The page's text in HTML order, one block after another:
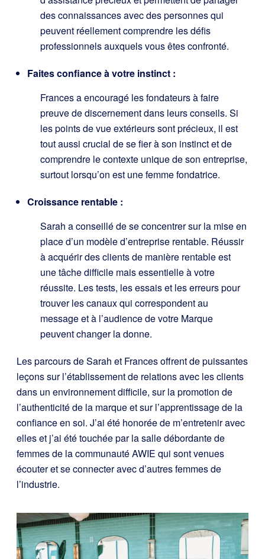
des connaissances avec des personnes qui
peuvent réellement comprendre les défis
professionnels auxquels vous êtes confronté.
Faites confiance à votre instinct :
Frances a encouragé les fondateurs à faire
preuve de discernement dans leurs conseils. Si
les points de vue extérieurs sont précieux, il est
tout aussi crucial de se fier à son instinct et de
comprendre le contexte unique de son entreprise,
surtout lorsqu’on est une femme fondatrice.
Croissance rentable :
Sarah a conseillé de se concentrer sur la mise en
place d’un modèle d’entreprise rentable. Réussir
à acquérir des clients de manière rentable est
une tâche difficile mais essentielle à votre
réussite. Les tests, les essais et les erreurs pour
trouver les canaux qui correspondent au
message et à l’audience de votre Marque
peuvent changer la donne.
Les parcours de Sarah et Frances offrent de puissantes
leçons sur l’établissement de relations avec les clients
dans un environnement difficile, sur la promotion de
l’authenticité de la marque et sur l’apprentissage de la
confiance en soi. J’ai été honorée de m’entretenir avec
elles et j’ai été touchée par la salle débordante de
femmes de la communauté AWIE qui sont venues
écouter et se connecter avec d’autres femmes de
l’industrie.